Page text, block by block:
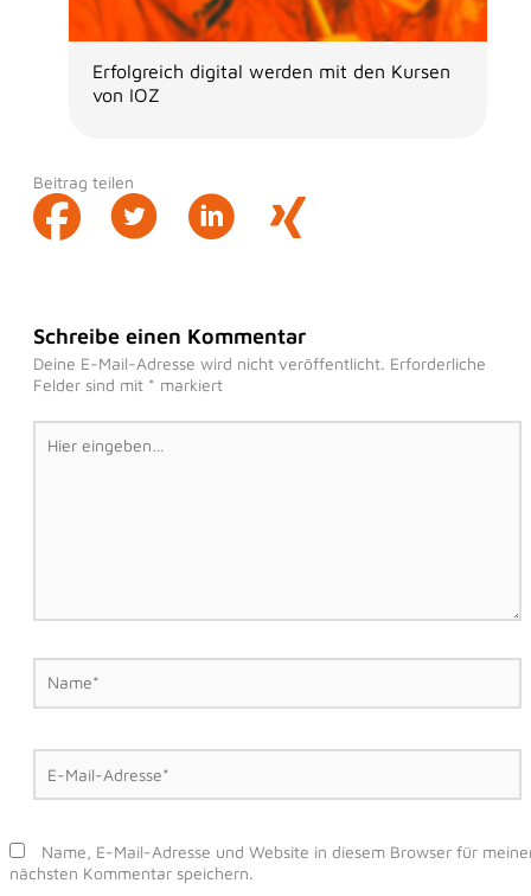
Erfolgreich digital werden mit den Kursen
von IOZ
Beitrag teilen
Schreibe einen Kommentar
Deine E-Mail-Adresse wird nicht veröffentlicht. Erforderliche
Felder sind mit * markiert
Hier
eingeben…
Name*
E-
Mail-
Adresse*
Name, E-Mail-Adresse und Website in diesem Browser für
nächsten Kommentar speichern.